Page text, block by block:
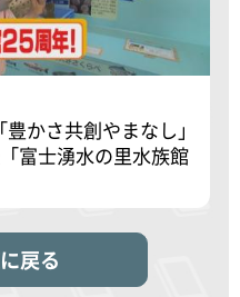
かさ共創やまなし」
富士湧水の里水族館
戻る